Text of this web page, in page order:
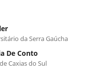
da Serra Gaúcha
De Conto
Caxias do Sul